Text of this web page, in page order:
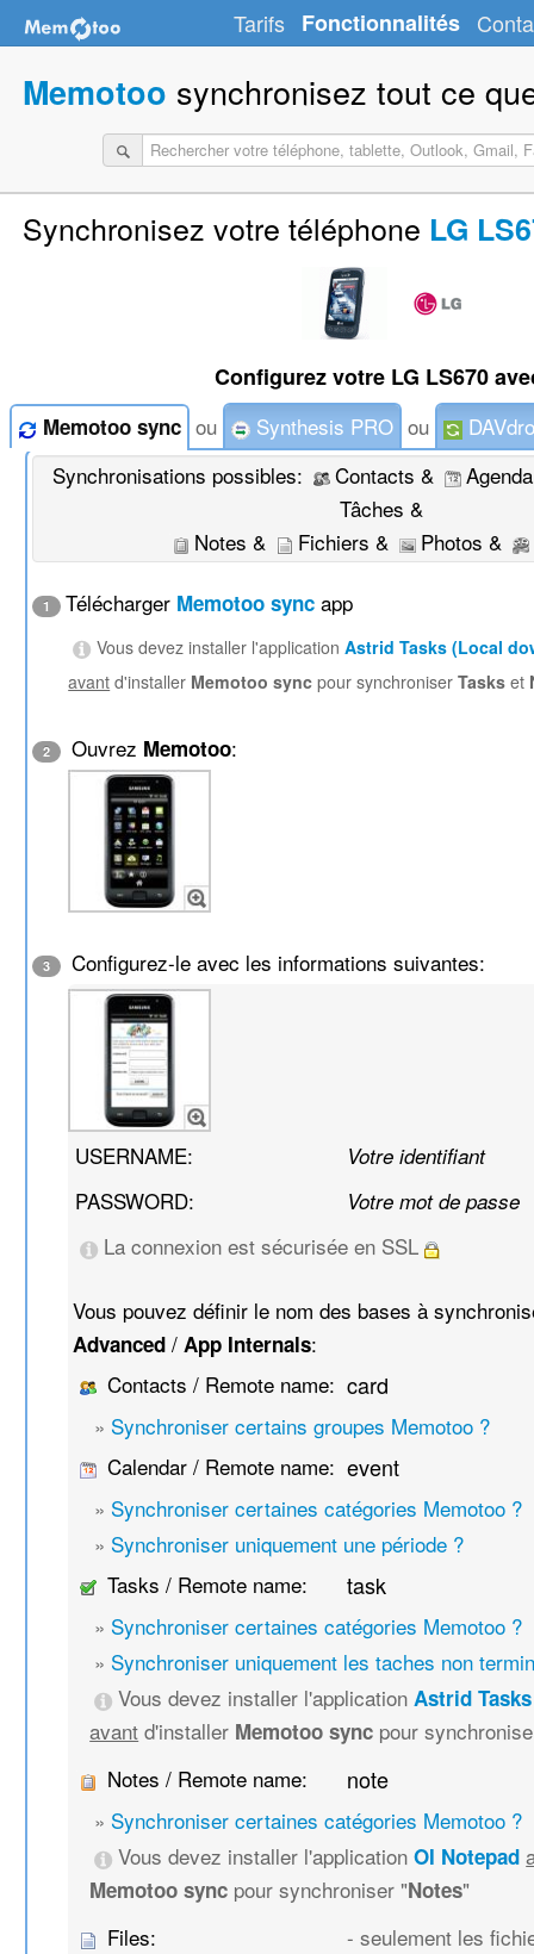
Tarifs Fonctionnalités
Memotoo synchronisez tout ce
Synchronisez votre téléphone LG
Configurez votre LG LS670
Memotoo sync ou Synthesis PRO ou
Synchronisations possibles:
Contacts &
Tâches &
Notes &
Fichiers & Photos &
1 Télécharger Memotoo sync app
Vous devez installer l'applicationAstrid Tasks (Local
avant d'installer Memotoo sync pour synchroniserTasks et
2 Ouvrez Memotoo:
3 Configurez-le avec les informations suivantes:
USERNAME: Votre identifiant
PASSWORD: Votre mot de passe
La connexion est sécurisée en SSL
Vous pouvez définir le nom des bases à
Advanced /App Internals:
Contacts / Remote name: card
» Synchroniser certains groupes Memotoo ?
Calendar / Remote name: event
» Synchroniser certaines catégories Memotoo ?
» Synchroniser uniquement une période ?
Tasks / Remote name:
task
» Synchroniser certaines catégories Memotoo ?
» Synchroniser uniquement les taches non
Vous devez installer l'applicationAstrid
avant d'installer Memotoo sync pour
Notes / Remote name:
note
» Synchroniser certaines catégories Memotoo ?
Vous devez installer l'applicationOI Notepad
Memotoo sync pour synchroniser "Notes"
Files:
- seulement les